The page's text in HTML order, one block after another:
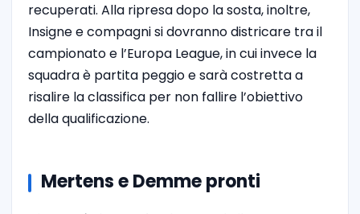
recuperati. Alla ripresa dopo la sosta, inoltre,
Insigne e compagni si dovranno districare tra il
campionato e l’Europa League, in cui invece la
squadra è partita peggio e sarà costretta a
risalire la classifica per non fallire l’obiettivo
della qualificazione.
Mertens e Demme pronti